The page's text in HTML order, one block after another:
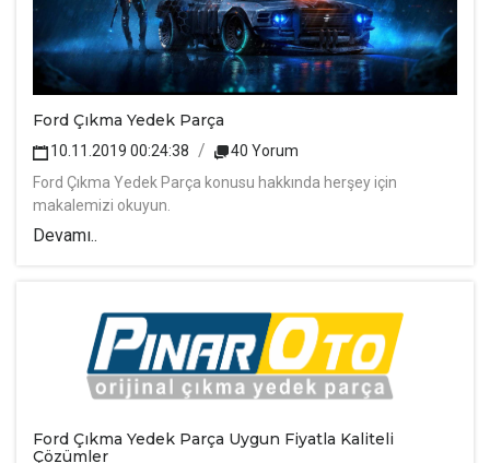
Ford Çıkma Yedek Parça
makalemizi okuyun.
Devamı..
Ford Çıkma Yedek Parça Uygun Fiyatla Kaliteli
15122024
40 Yorum